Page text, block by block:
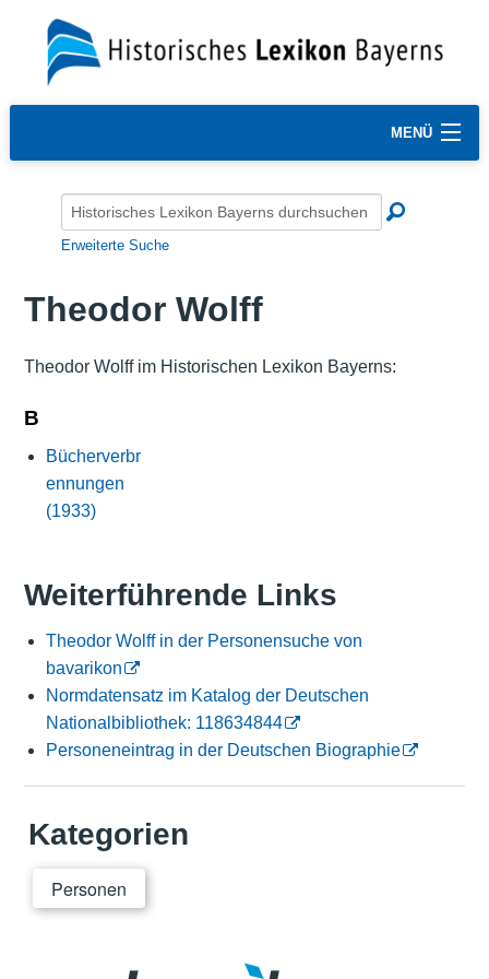
MENÜ
Erweiterte Suche
Theodor Wolff
Theodor Wolff im Historischen Lexikon Bayerns:
B
Bücherverbr
ennungen
(1933)
Weiterführende Links
Theodor Wolff in der Personensuche von
bavarikon
Normdatensatz im Katalog der Deutschen
Nationalbibliothek: 118634844
Personeneintrag in der Deutschen Biographie
Kategorien
Personen